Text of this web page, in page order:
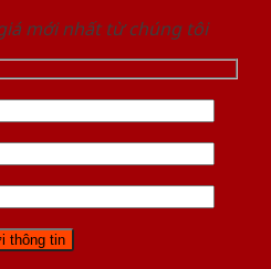
mới nhất từ chúng tôi